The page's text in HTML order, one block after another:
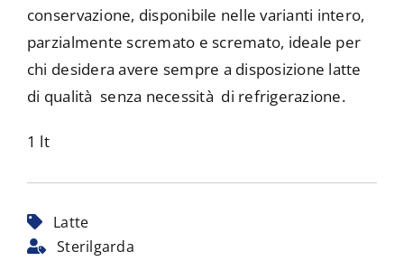
conservazione, disponibile nelle varianti intero,
parzialmente scremato e scremato, ideale per
chi desidera avere sempre a disposizione latte
di qualità senza necessità di refrigerazione.
1 lt
Latte
Sterilgarda